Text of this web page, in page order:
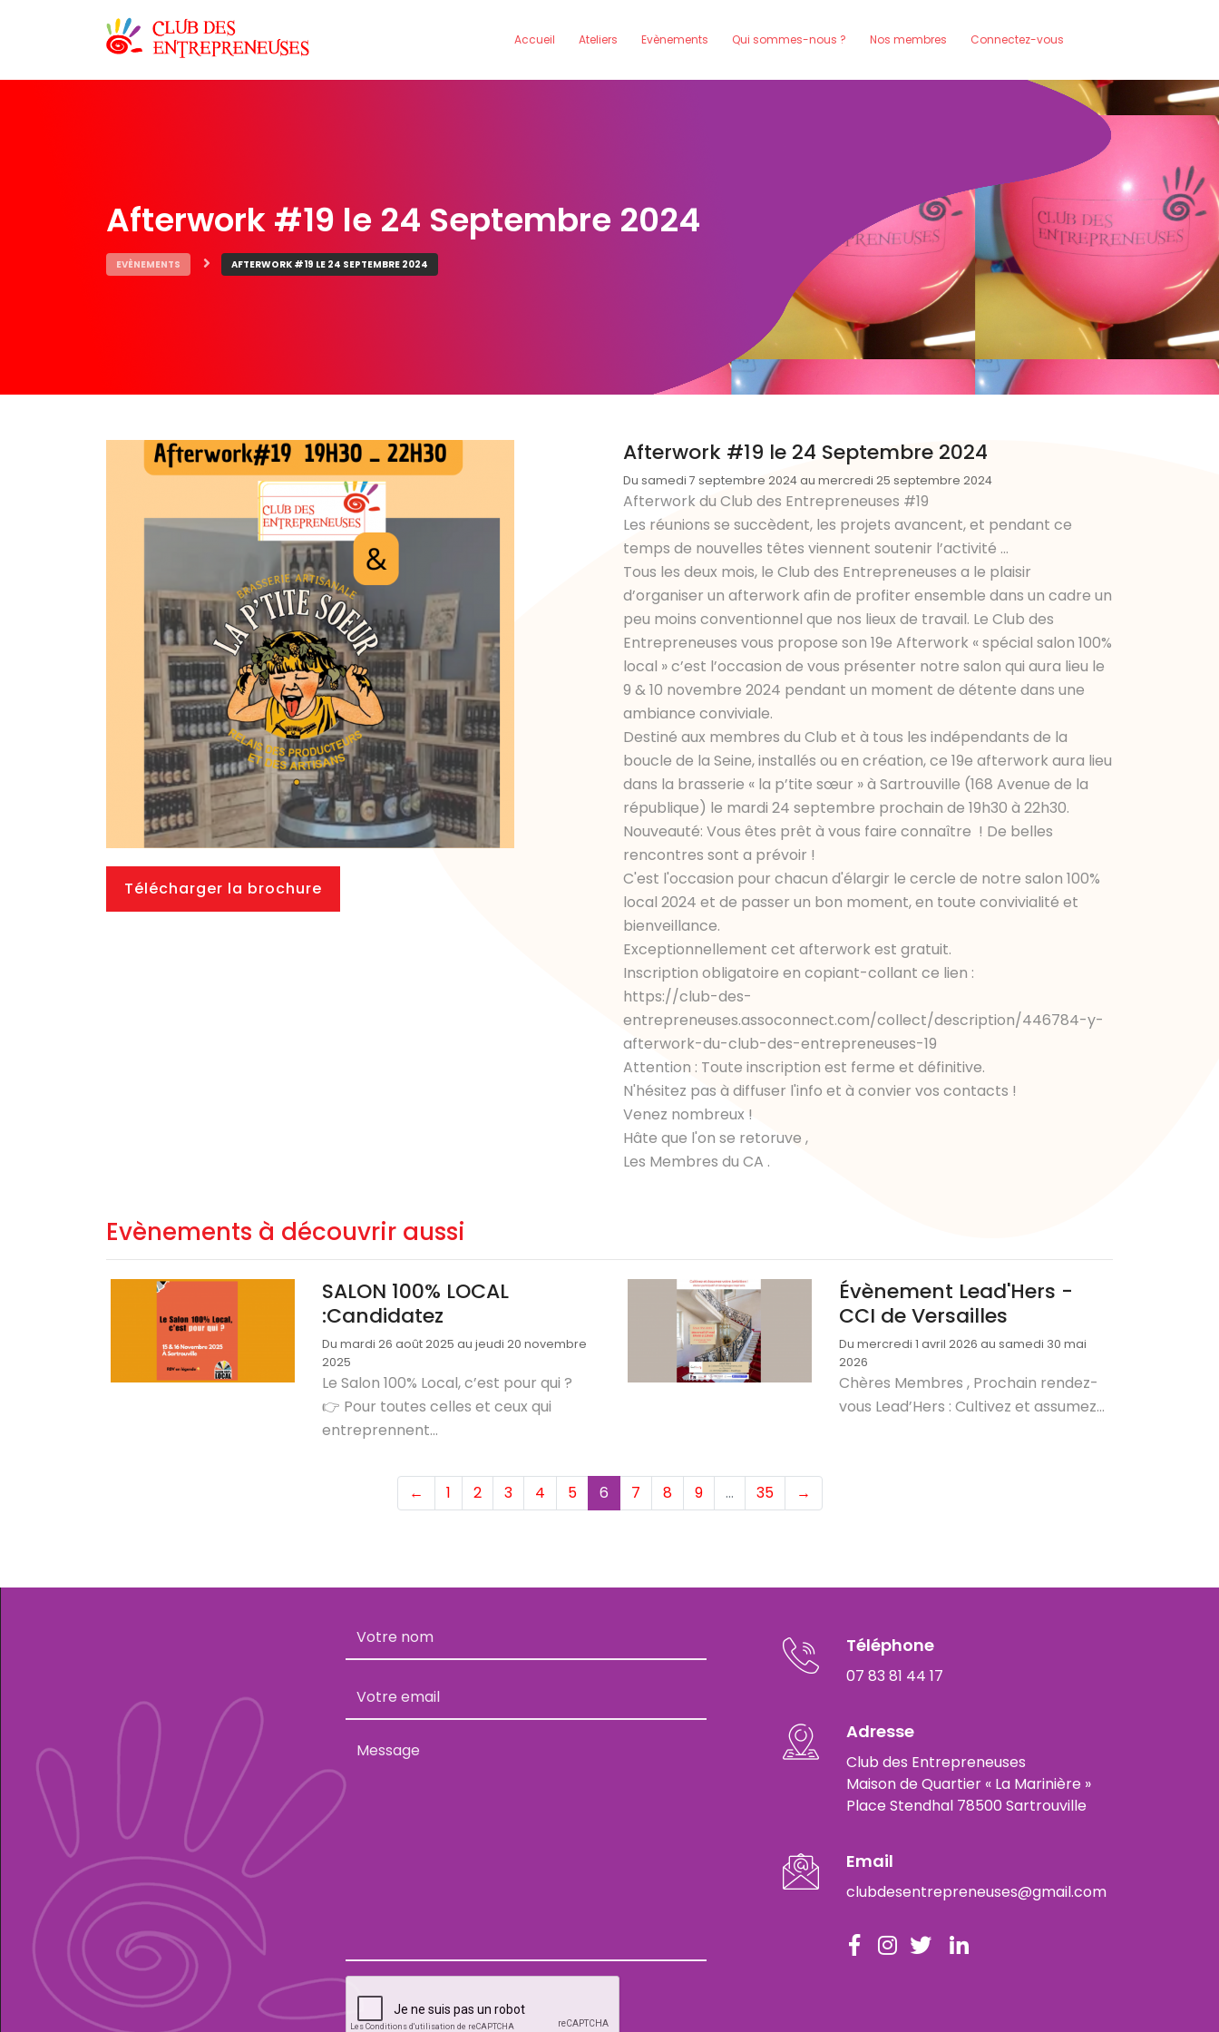
Accueil Ateliers Evènements Qui sommes-nous ? Nos membres Connectez-vous
Afterwork #19 le 24 Septembre 2024
EVÈNEMENTS AFTERWORK #19 LE 24 SEPTEMBRE 2024
Télécharger la brochure
Afterwork #19 le 24 Septembre 2024
Du samedi 7 septembre 2024 au mercredi 25 septembre 2024
Afterwork du Club des Entrepreneuses #19
Les réunions se succèdent, les projets avancent, et pendant ce
temps de nouvelles têtes viennent soutenir l’activité …
Tous les deux mois, le Club des Entrepreneuses a le plaisir
d’organiser un afterwork afin de profiter ensemble dans un cadre un
peu moins conventionnel que nos lieux de travail. Le Club des
Entrepreneuses vous propose son 19e Afterwork « spécial salon 100%
local » c’est l’occasion de vous présenter notre salon qui aura lieu le
9 & 10 novembre 2024 pendant un moment de détente dans une
ambiance conviviale.
Destiné aux membres du Club et à tous les indépendants de la
boucle de la Seine, installés ou en création, ce 19e afterwork aura lieu
dans la brasserie « la p’tite sœur » à Sartrouville (168 Avenue de la
république) le mardi 24 septembre prochain de 19h30 à 22h30.
Nouveauté: Vous êtes prêt à vous faire connaître ! De belles
rencontres sont a prévoir !
C'est l'occasion pour chacun d'élargir le cercle de notre salon 100%
local 2024 et de passer un bon moment, en toute convivialité et
bienveillance.
Exceptionnellement cet afterwork est gratuit.
Inscription obligatoire en copiant-collant ce lien :
https://club-des-
entrepreneuses.assoconnect.com/collect/description/446784-y-
afterwork-du-club-des-entrepreneuses-19
Attention : Toute inscription est ferme et définitive.
N'hésitez pas à diffuser l'info et à convier vos contacts !
Venez nombreux !
Hâte que l'on se retoruve ,
Les Membres du CA .
Evènements à découvrir aussi
SALON 100% LOCAL
:Candidatez
Du mardi 26 août 2025 au jeudi 20 novembre
2025
Le Salon 100% Local, c’est pour qui ?
👉 Pour toutes celles et ceux qui
entreprennent...
Évènement Lead'Hers -
CCI de Versailles
Du mercredi 1 avril 2026 au samedi 30 mai
2026
Chères Membres , Prochain rendez-
vous Lead’Hers : Cultivez et assumez...
← 1 2 3 4 5 6(current)
7 8 9 … 35 →
Téléphone
07 83 81 44 17
Adresse
Club des Entrepreneuses
Maison de Quartier « La Marinière »
Place Stendhal 78500 Sartrouville
Email
clubdesentrepreneuses@gmail.com